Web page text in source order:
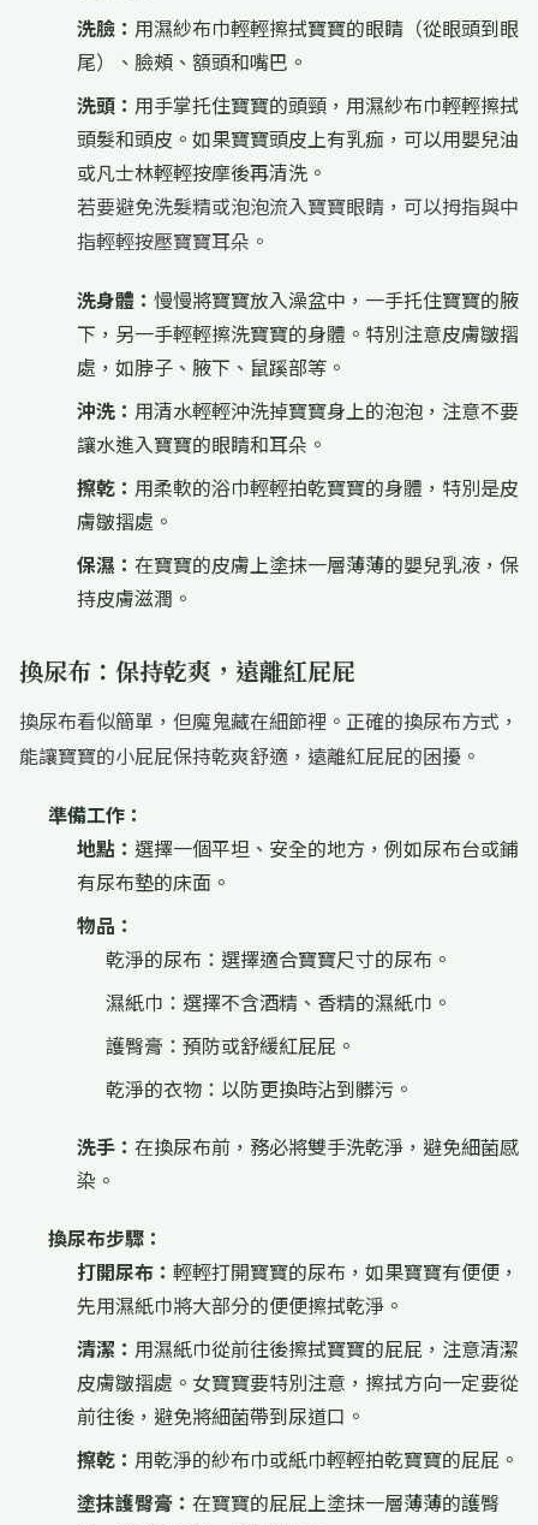
洗臉： 用濕紗布巾輕輕擦拭寶寶的眼睛（從眼頭到眼
尾）、臉頰、額頭和嘴巴。
洗頭： 用手掌托住寶寶的頭頸，用濕紗布巾輕輕擦拭
頭髮和頭皮。如果寶寶頭皮上有乳痂，可以用嬰兒油
或凡士林輕輕按摩後再清洗。
若要避免洗髮精或泡泡流入寶寶眼睛，可以拇指與中
指輕輕按壓寶寶耳朵。
洗身體： 慢慢將寶寶放入澡盆中，一手托住寶寶的腋
下，另一手輕輕擦洗寶寶的身體。特別注意皮膚皺摺
處，如脖子、腋下、鼠蹊部等。
沖洗： 用清水輕輕沖洗掉寶寶身上的泡泡，注意不要
讓水進入寶寶的眼睛和耳朵。
擦乾： 用柔軟的浴巾輕輕拍乾寶寶的身體，特別是皮
膚皺摺處。
保濕： 在寶寶的皮膚上塗抹一層薄薄的嬰兒乳液，保
持皮膚滋潤。
換尿布：保持乾爽，遠離紅屁屁
換尿布看似簡單，但魔鬼藏在細節裡。正確的換尿布方式，
能讓寶寶的小屁屁保持乾爽舒適，遠離紅屁屁的困擾。
準備工作：
地點： 選擇一個平坦、安全的地方，例如尿布台或鋪
有尿布墊的床面。
物品：
乾淨的尿布：選擇適合寶寶尺寸的尿布。
濕紙巾：選擇不含酒精、香精的濕紙巾。
護臀膏：預防或舒緩紅屁屁。
乾淨的衣物：以防更換時沾到髒污。
洗手： 在換尿布前，務必將雙手洗乾淨，避免細菌感
染。
換尿布步驟：
打開尿布： 輕輕打開寶寶的尿布，如果寶寶有便便，
先用濕紙巾將大部分的便便擦拭乾淨。
清潔： 用濕紙巾從前往後擦拭寶寶的屁屁，注意清潔
皮膚皺摺處。女寶寶要特別注意，擦拭方向一定要從
前往後，避免將細菌帶到尿道口。
擦乾： 用乾淨的紗布巾或紙巾輕輕拍乾寶寶的屁屁。
塗抹護臀膏： 在寶寶的屁屁上塗抹一層薄薄的護臀